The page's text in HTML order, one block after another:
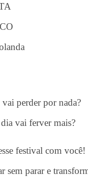
perder por nada?
vai ferver mais?
festival com você!
parar e